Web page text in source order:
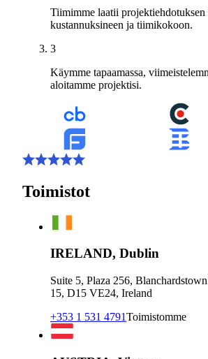
Tiimimme laatii projektiehdotuksen
kustannuksineen ja tiimikokoon.
3
Käymme tapaamassa,
aloitamme projektisi.
Toimistot
IRELAND, Dublin
Suite 5, Plaza 256,
15, D15 VE24, Ireland
+353 1 531 4791Toimistomme